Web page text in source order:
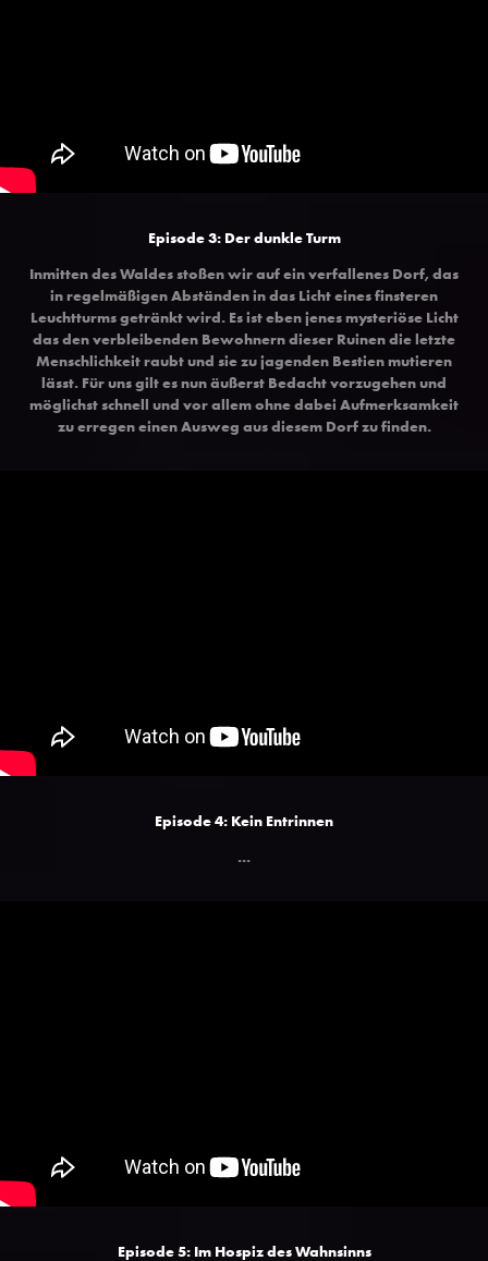
Episode 3: Der dunkle Turm
Inmitten des Waldes stoßen wir auf ein verfallenes Dorf, das
in regelmäßigen Abständen in das Licht eines finsteren
Leuchtturms getränkt wird. Es ist eben jenes mysteriöse Licht
das den verbleibenden Bewohnern dieser Ruinen die letzte
Menschlichkeit raubt und sie zu jagenden Bestien mutieren
lässt. Für uns gilt es nun äußerst Bedacht vorzugehen und
möglichst schnell und vor allem ohne dabei Aufmerksamkeit
zu erregen einen Ausweg aus diesem Dorf zu finden.
Episode 4: Kein Entrinnen
...
Episode 5: Im Hospiz des Wahnsinns